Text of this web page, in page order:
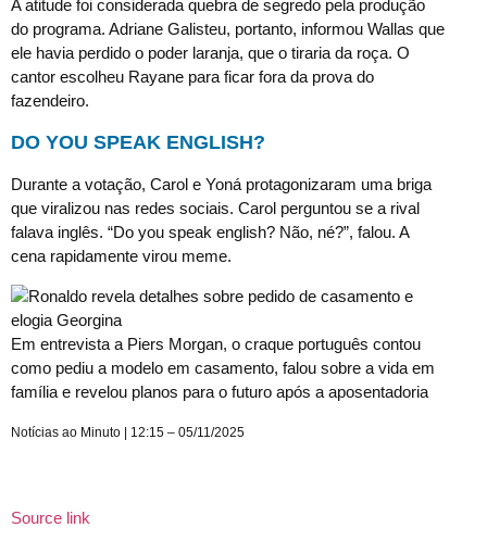
A atitude foi considerada quebra de segredo pela produção
do programa. Adriane Galisteu, portanto, informou Wallas que
ele havia perdido o poder laranja, que o tiraria da roça. O
cantor escolheu Rayane para ficar fora da prova do
fazendeiro.
DO YOU SPEAK ENGLISH?
Durante a votação, Carol e Yoná protagonizaram uma briga
que viralizou nas redes sociais. Carol perguntou se a rival
falava inglês. “Do you speak english? Não, né?”, falou. A
cena rapidamente virou meme.
Em entrevista a Piers Morgan, o craque português contou
como pediu a modelo em casamento, falou sobre a vida em
família e revelou planos para o futuro após a aposentadoria
Notícias ao Minuto | 12:15 – 05/11/2025
Source link